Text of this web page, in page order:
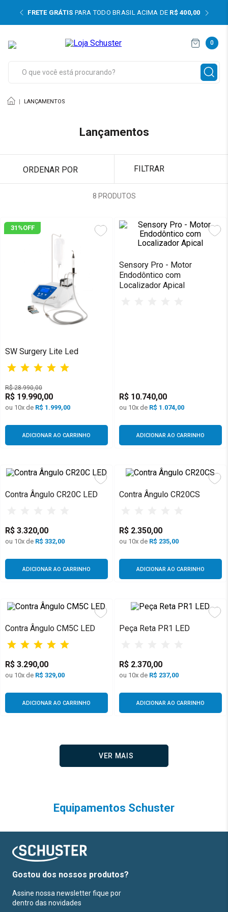
FRETE GRÁTIS PARA TODO BRASIL ACIMA DE R$ 400,00
Odontológicos
e Jatos
Apical e Motor Endodôntico
Ultrassônicas
Implante
0
LANÇAMENTOS
Lançamentos
ORDENAR POR FILTRAR
8 PRODUTOS
SW Surgery Lite Led
31%OFF
R$ 28.990,00
R$ 19.990,00
ou 10x de R$ 1.999,00
ADICIONAR AO CARRINHO
Sensory Pro - Motor
Endodôntico com
Localizador Apical
R$ 10.740,00
ou 10x de R$ 1.074,00
ADICIONAR AO CARRINHO
Contra Ângulo CR20C LED
R$ 3.320,00
ou 10x de R$ 332,00
ADICIONAR AO CARRINHO
Contra Ângulo CR20CS
R$ 2.350,00
ou 10x de R$ 235,00
ADICIONAR AO CARRINHO
Contra Ângulo CM5C LED
R$ 3.290,00
ou 10x de R$ 329,00
ADICIONAR AO CARRINHO
Peça Reta PR1 LED
R$ 2.370,00
ou 10x de R$ 237,00
ADICIONAR AO CARRINHO
Equipamentos Schuster
Gostou dos nossos produtos?
Assine nossa newsletter fique por
dentro das novidades